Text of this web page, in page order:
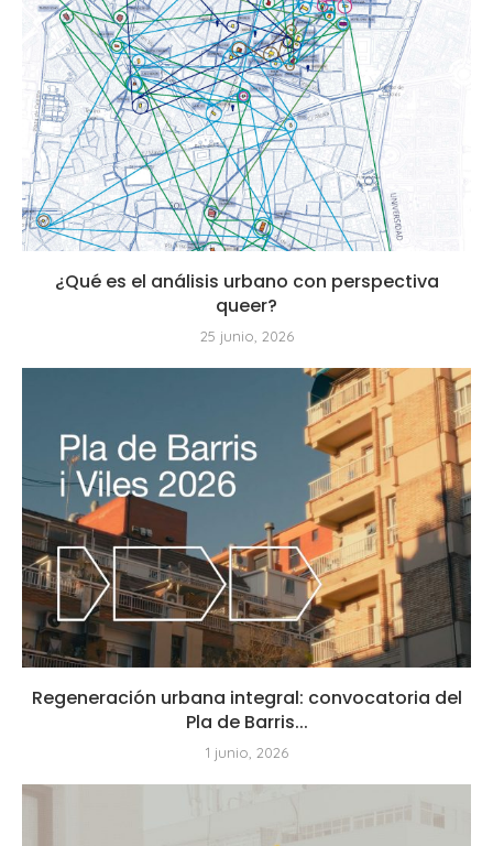
¿Qué es el análisis urbano con perspectiva
queer?
25 junio, 2026
Regeneración urbana integral: convocatoria del
Pla de Barris...
1 junio, 2026